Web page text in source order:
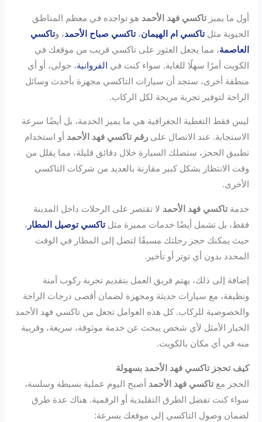
أول ما يميزتاكسي فهد الأحمد هو تواجده في معظم المناطق
الحيوية مثلتاكسي ام الهيمان،تاكسي صباح الأحمد، وتاكسي
العاصمة، مما يجعل العثور على تاكسي قريب من موقعك في
الكويت أمرًا سهلًا للغاية. سواء كنت في الفروانية، حولي، أو أي
منطقة أخرى، ستجد أن سيارات التاكسي مجهزة بأحدث وسائل
الراحة لتوفير تجربة مريحة لكل الركاب.
ليس فقط التغطية الجغرافية هي ما يميز الخدمة، بل أيضًا سرعة
الاستجابة. عند الاتصال علىرقم تاكسي فهد الأحمد أو استخدام
تطبيق الحجز، ستصلك السيارة خلال دقائق قليلة، مما يقلل من
وقت الانتظار بشكل كبير مقارنة بالعديد من شركات التاكسي
الأخرى.
خدمةتاكسي فهد الأحمد لا تقتصر على الرحلات داخل المدينة
فقط، بل تشمل أيضًا خدمات مميزة مثلتاكسي توصيل المطار ،
حيث يمكنك حجز رحلتك مسبقًا لتصل إلى المطار في الوقت
المحدد بدون أي توتر أو تأخير.
إضافة إلى ذلك، يهتم فريق العمل بتقديم تجربة ركوب آمنة
ونظيفة، مع سيارات حديثة ومجهزة لضمان أقصى درجات الراحة
والخصوصية للركاب. كل هذه العوامل تجعل من تاكسي فهد الأحمد
الخيار الأمثل لأي شخص يبحث عن خدمة موثوقة، سريعة، وقريبة
منه في أي مكان بالكويت.
كيف تحجز تاكسي فهد الأحمد بسهولة
الحجز معتاكسي فهد الأحمد أصبح اليوم عملية بسيطة وسلسة،
سواء كنت تفضل الطرق التقليدية أو الرقمية. هناك عدة طرق
لضمان وصول التاكسي إلى موقعك بسرعة: